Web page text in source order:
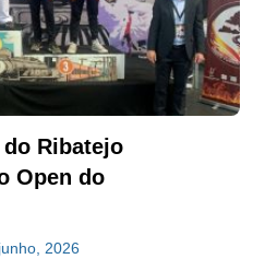
Ribatejo
Open do
2026